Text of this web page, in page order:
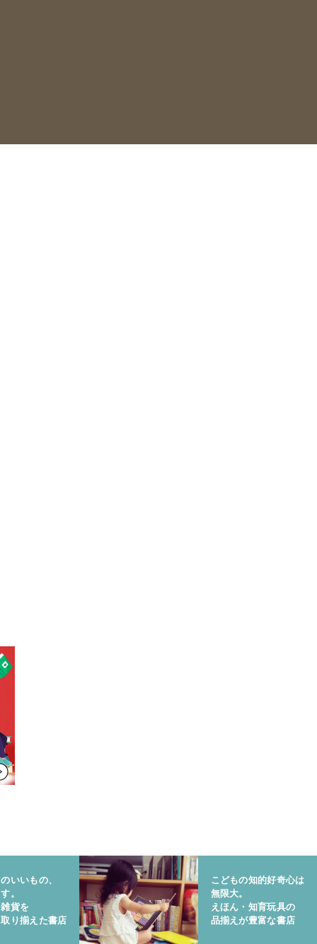
いいもの、
。
貨を
り揃えた書店
こどもの知的好奇心は
無限大。
えほん・知育玩具の
品揃えが豊富な書店